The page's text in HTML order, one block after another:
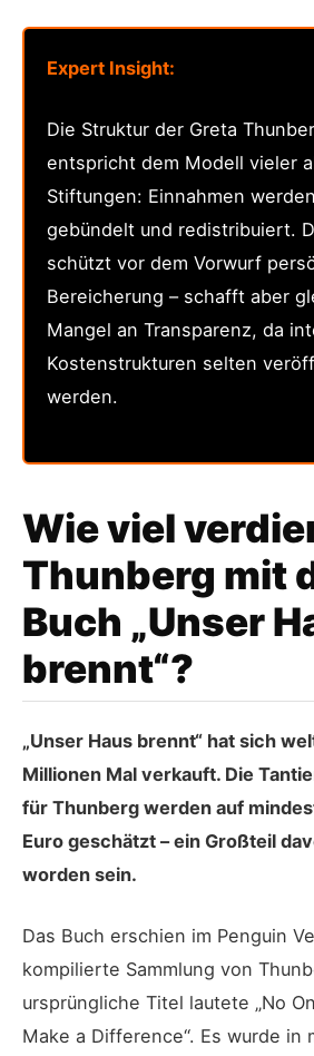
Expert Insight:
Die Struktur der Greta
entspricht dem Modell vieler
Stiftungen: Einnahmen
gebündelt und redistribuiert.
schützt vor dem Vorwurf
Bereicherung – schafft aber
Mangel an Transparenz, da
Kostenstrukturen selten
werden.
Wie viel
Thunberg mit
Buch „Unser
brennt“?
„Unser Haus brennt“ hat sich
Millionen Mal verkauft. Die
für Thunberg werden auf
Euro geschätzt – ein Großteil
worden sein.
Das Buch erschien im Penguin
kompilierte Sammlung von
ursprüngliche Titel lautete „No
Make a Difference“. Es wurde in